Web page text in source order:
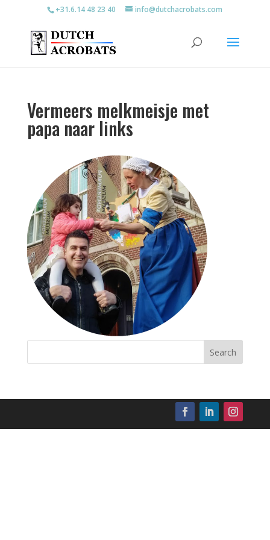
+31.6.14 48 23 40 info@dutchacrobats.com
Vermeers melkmeisje met
papa naar links